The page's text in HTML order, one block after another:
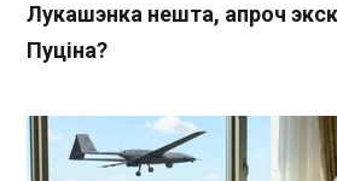
Лукашэнка нешта, апроч
Пуціна?